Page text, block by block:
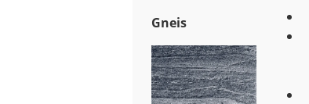
Gneis